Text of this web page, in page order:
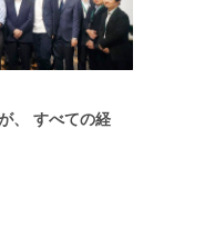
、 すべての経